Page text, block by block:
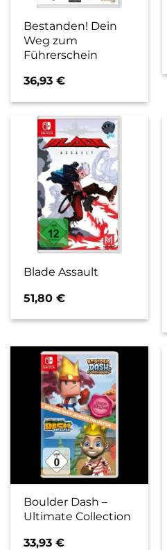
Bestanden! Dein
Weg zum
Führerschein
36,93€
Blade Assault
51,80€
Boulder Dash –
Ultimate Collection
33,93€